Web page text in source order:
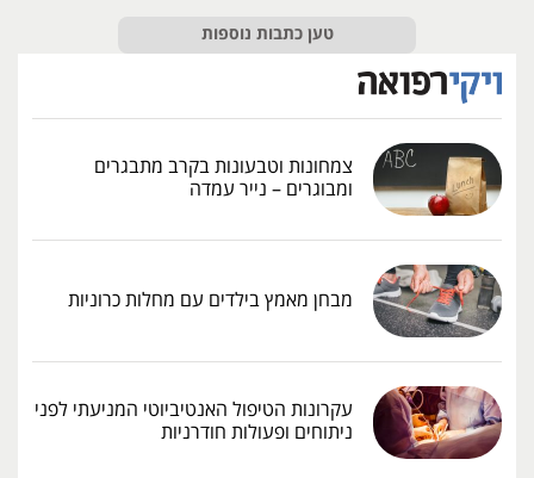
טען כתבות נוספות
צמחונות וטבעונות בקרב מתבגרים
ומבוגרים – נייר עמדה
מבחן מאמץ בילדים עם מחלות כרוניות
עקרונות הטיפול האנטיביוטי המניעתי לפני
ניתוחים ופעולות חודרניות